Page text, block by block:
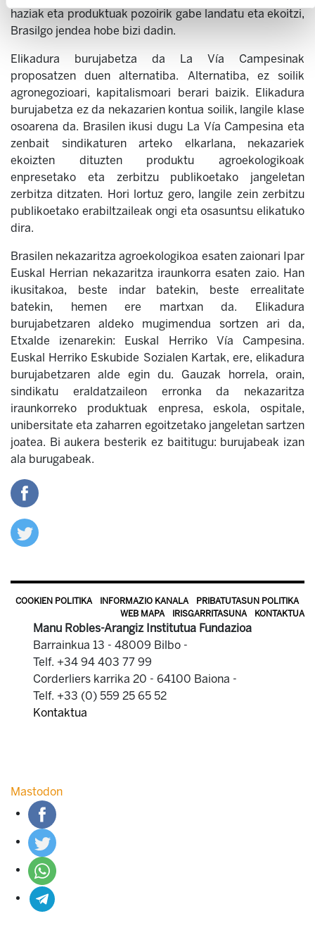
haziak eta produktuak pozoirik gabe landatu eta ekoitzi,
Brasilgo jendea hobe bizi dadin.
Elikadura burujabetza da La Vía Campesinak
proposatzen duen alternatiba. Alternatiba, ez soilik
agronegozioari, kapitalismoari berari baizik. Elikadura
burujabetza ez da nekazarien kontua soilik, langile klase
osoarena da. Brasilen ikusi dugu La Vía Campesina eta
zenbait sindikaturen arteko elkarlana, nekazariek
ekoizten dituzten produktu agroekologikoak
enpresetako eta zerbitzu publikoetako jangeletan
zerbitza ditzaten. Hori lortuz gero, langile zein zerbitzu
publikoetako erabiltzaileak ongi eta osasuntsu elikatuko
dira.
Brasilen nekazaritza agroekologikoa esaten zaionari Ipar
Euskal Herrian nekazaritza iraunkorra esaten zaio. Han
ikusitakoa, beste indar batekin, beste errealitate
batekin, hemen ere martxan da. Elikadura
burujabetzaren aldeko mugimendua sortzen ari da,
Etxalde izenarekin: Euskal Herriko Vía Campesina.
Euskal Herriko Eskubide Sozialen Kartak, ere, elikadura
burujabetzaren alde egin du. Gauzak horrela, orain,
sindikatu eraldatzaileon erronka da nekazaritza
iraunkorreko produktuak enpresa, eskola, ospitale,
unibersitate eta zaharren egoitzetako jangeletan sartzen
joatea. Bi aukera besterik ez baititugu: burujabeak izan
ala burugabeak.
COOKIEN POLITIKA INFORMAZIO KANALA
PRIBATUTASUN POLITIKA
WEB MAPA
IRISGARRITASUNA KONTAKTUA
Manu Robles-Arangiz Institutua Fundazioa
Barrainkua 13 - 48009 Bilbo -
Telf. +34 94 403 77 99
Corderliers karrika 20 - 64100 Baiona -
Telf. +33 (0) 559 25 65 52
Kontaktua
Mastodon